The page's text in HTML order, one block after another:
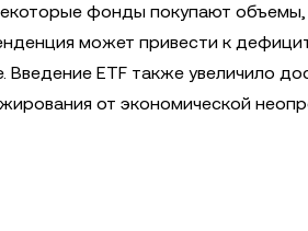
фонды покупают
может привести к
ETF также увеличило
от экономической